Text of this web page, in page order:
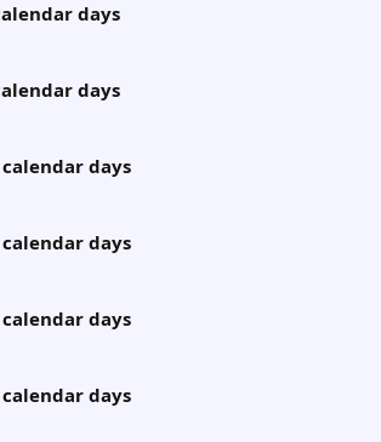
Клиентов.
days
days
days
days
days
days